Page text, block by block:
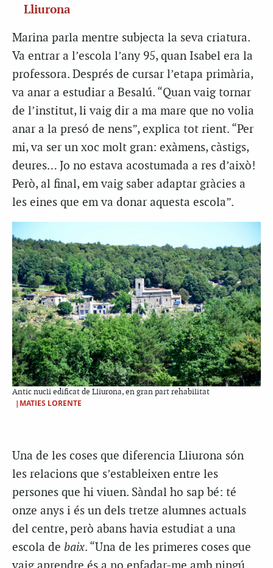
Lliurona
Marina parla mentre subjecta la seva criatura.
Va entrar a l’escola l’any 95, quan Isabel era la
professora. Després de cursar l’etapa primària,
va anar a estudiar a Besalú. “Quan vaig tornar
de l’institut, li vaig dir a ma mare que no volia
anar a la presó de nens”, explica tot rient. “Per
mi, va ser un xoc molt gran: exàmens, càstigs,
deures… Jo no estava acostumada a res d’això!
Però, al final, em vaig saber adaptar gràcies a
les eines que em va donar aquesta escola”.
Antic nucli edificat de Lliurona, en gran part rehabilitat
|MATIES LORENTE
Una de les coses que diferencia Lliurona són
les relacions que s’estableixen entre les
persones que hi viuen. Sàndal ho sap bé: té
onze anys i és un dels tretze alumnes actuals
del centre, però abans havia estudiat a una
escola de baix. “Una de les primeres coses que